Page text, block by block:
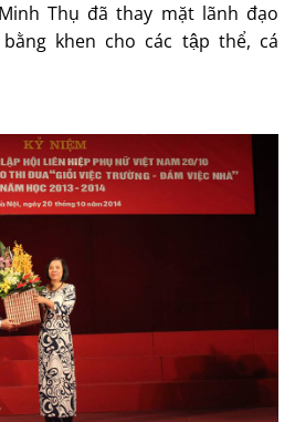
Minh Thụ đã thay mặt lãnh đạo
khen cho các tập thể, cá